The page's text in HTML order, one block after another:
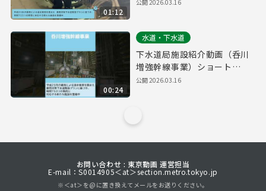
01:12
公開2026.03.16
00:24
水道・下水道
下水道局施設紹介動画（呑川
増強幹線事業）ショート
ver【東京都下水道局】
公開2026.03.16
お問い合わせ : 東京動画 運営担当
E-mail：S0014905＜at＞section.metro.tokyo.jp
※＜at＞を@に置き換えてメールをお送りください。